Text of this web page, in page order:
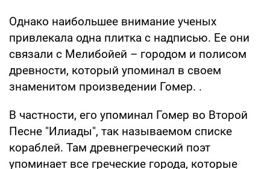
Однако наибольшее внимание ученых
привлекала одна плитка с надписью. Ее они
связали с Мелибойей – городом и полисом
древности, который упоминал в своем
знаменитом произведении Гомер. .
В частности, его упоминал Гомер во Второй
Песне "Илиады", так называемом списке
кораблей. Там древнегреческий поэт
упоминает все греческие города, которые